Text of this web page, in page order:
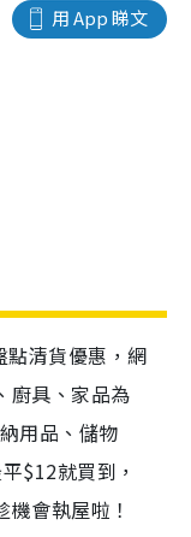
用 App 睇文
清貨優惠，網
廚具、家品為
用品、儲物
$12就買到，
會執屋啦！